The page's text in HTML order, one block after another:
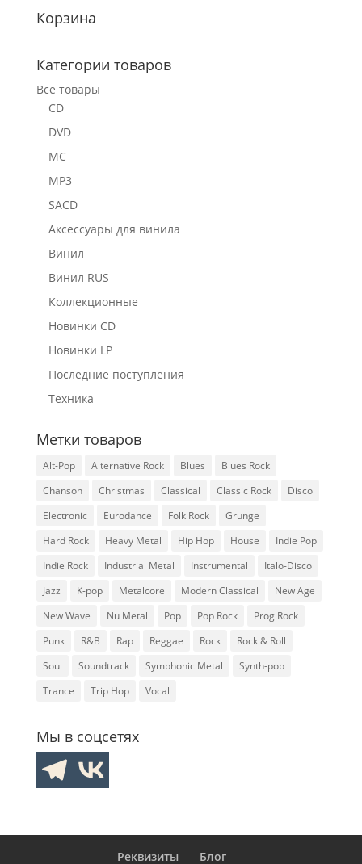
Корзина
Категории товаров
Все товары
CD
DVD
MC
MP3
SACD
Аксессуары для винила
Винил
Винил RUS
Коллекционные
Новинки CD
Новинки LP
Последние поступления
Техника
Метки товаров
Alt-Pop Alternative Rock Blues
Blues Rock
Chanson
Christmas Classical Classic Rock
Disco
Electronic
Eurodance Folk Rock
Grunge
Hard Rock
Heavy Metal Hip Hop House
Indie Pop
Indie Rock
Industrial Metal Instrumental
Italo-Disco
Jazz
K-pop Metalcore Modern Classical
New Age
New Wave
Nu Metal Pop Pop Rock
Prog Rock
Punk
R&B Rap Reggae Rock
Rock & Roll
Soul
Soundtrack Symphonic Metal
Synth-pop
Trance
Trip Hop Vocal
Мы в соцсетях
Реквизиты Блог